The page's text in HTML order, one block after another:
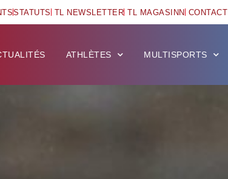
STATUTS TL NEWSLETTER TL MAGASINN CONTACT
ATHLÈTES MULTISPORTS